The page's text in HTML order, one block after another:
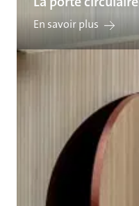
En savoir plus